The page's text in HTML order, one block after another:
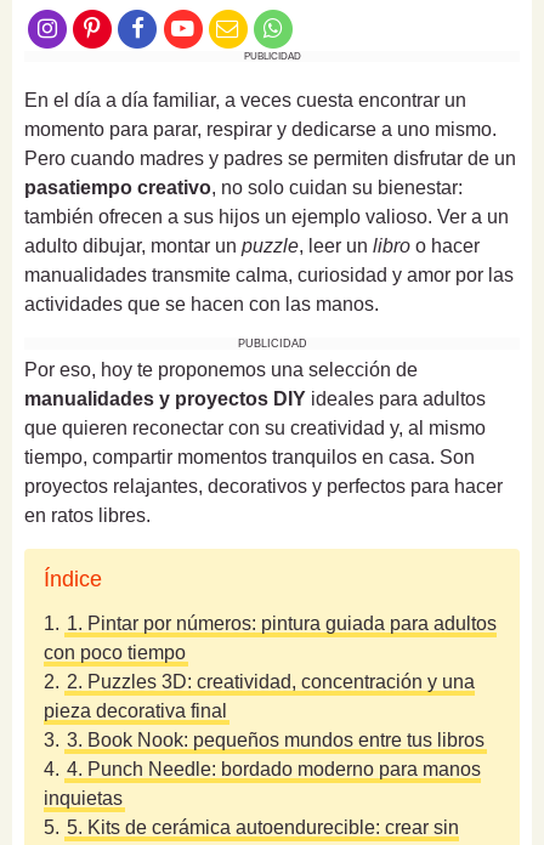
PUBLICIDAD
En el día a día familiar, a veces cuesta encontrar un
momento para parar, respirar y dedicarse a uno mismo.
Pero cuando madres y padres se permiten disfrutar de un
pasatiempo creativo, no solo cuidan su bienestar:
también ofrecen a sus hijos un ejemplo valioso. Ver a un
adulto dibujar, montar un puzzle, leer un libro o hacer
manualidades transmite calma, curiosidad y amor por las
actividades que se hacen con las manos.
PUBLICIDAD
Por eso, hoy te proponemos una selección de
manualidades y proyectos DIY ideales para adultos
que quieren reconectar con su creatividad y, al mismo
tiempo, compartir momentos tranquilos en casa. Son
proyectos relajantes, decorativos y perfectos para hacer
en ratos libres.
Índice
1. 1. Pintar por números: pintura guiada para adultos
con poco tiempo
2. 2. Puzzles 3D: creatividad, concentración y una
pieza decorativa final
3. 3. Book Nook: pequeños mundos entre tus libros
4. 4. Punch Needle: bordado moderno para manos
inquietas
5. 5. Kits de cerámica autoendurecible: crear sin